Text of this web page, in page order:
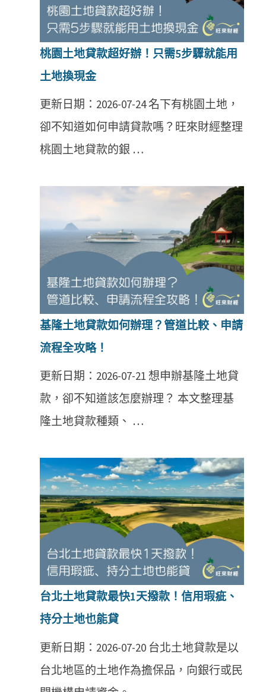
桃園土地貸款超好辦！只需5步驟就能用
土地換現金
更新日期：2026-07-24 名下有桃園土地，
卻不知道如何申請貸款嗎？旺來財經整理
桃園土地貸款的銀 …
基隆土地貸款如何辦理？管道比較、申請
流程全攻略！
更新日期：2026-07-21 想申辦基隆土地貸
款，卻不知道該怎麼辦理？ 本文整理基
隆土地貸款種類、 …
台北土地貸款最快1天撥款！信用瑕疵、
持分土地也能貸
更新日期：2026-07-20 台北土地貸款是以
台北地區的土地作為擔保品，向銀行或民